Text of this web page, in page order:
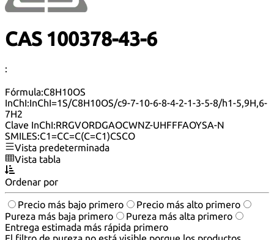
CAS 100378-43-6
:
Fórmula:C8H10OS
InChI:InChI=1S/C8H10OS/c9-7-10-6-8-4-2-1-3-5-8/h1-5,9H,6-
7H2
Clave InChI:RRGVORDGAOCWNZ-UHFFFAOYSA-N
SMILES:C1=CC=C(C=C1)CSCO
Vista predeterminada
Vista tabla
Ordenar por
Precio más bajo primero
Precio más alto primero
Pureza más baja primero
Pureza más alta primero
Entrega estimada más rápida primero